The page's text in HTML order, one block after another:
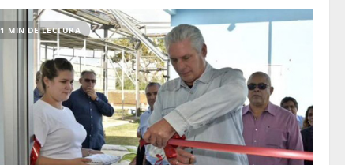
1 MIN DE LECTURA